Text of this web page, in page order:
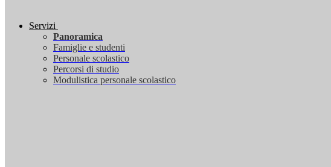
Servizi
Panoramica
Famiglie e studenti
Personale scolastico
Percorsi di studio
Modulistica personale scolastico